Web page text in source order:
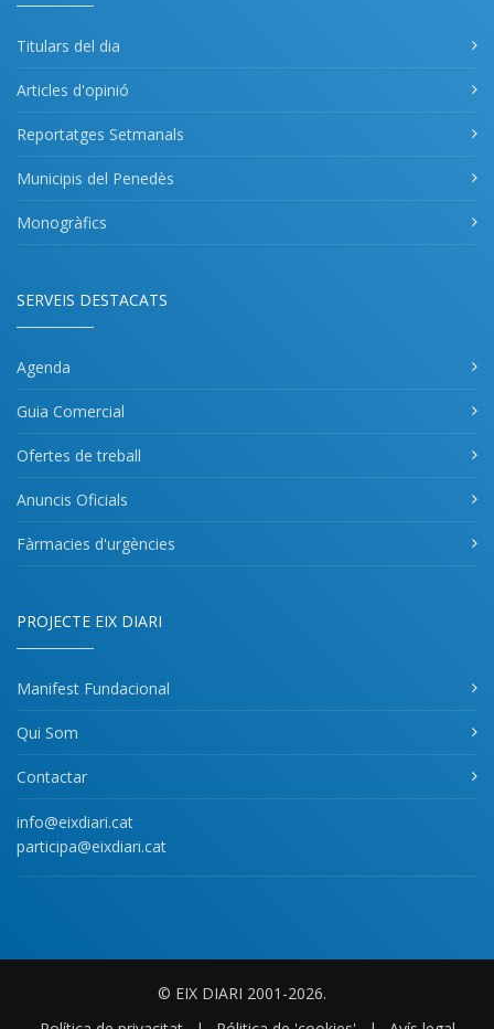
Titulars del dia
Articles d'opinió
Reportatges Setmanals
Municipis del Penedès
Monogràfics
SERVEIS DESTACATS
Agenda
Guia Comercial
Ofertes de treball
Anuncis Oficials
Fàrmacies d'urgències
PROJECTE EIX DIARI
Manifest Fundacional
Qui Som
Contactar
info@eixdiari.cat
participa@eixdiari.cat
© EIX DIARI 2001-2026.